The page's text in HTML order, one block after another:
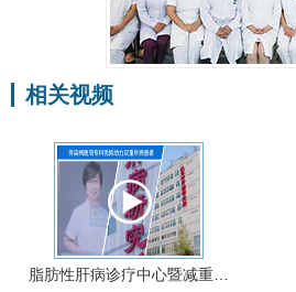
相关视频
脂肪性肝病诊疗中心暨减重…